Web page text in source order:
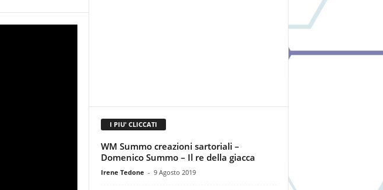
I PIU' CLICCATI
WM Summo creazioni sartoriali –
Domenico Summo – Il re della giacca
Irene Tedone - 9 Agosto 2019